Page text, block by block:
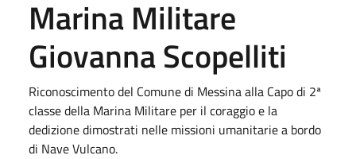
Marina Militare
Giovanna Scopelliti
Riconoscimento del Comune di Messina alla Capo di 2ª
classe della Marina Militare per il coraggio e la
dedizione dimostrati nelle missioni umanitarie a bordo
di Nave Vulcano.